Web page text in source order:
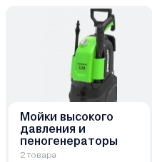
Мойки высокого
давления и
пеногенераторы
2 товара